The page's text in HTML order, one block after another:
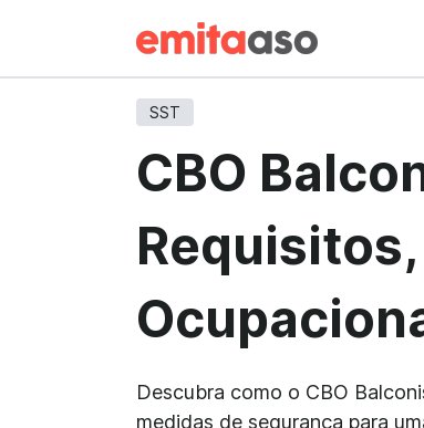
SST
CBO
Descubra como o CBO
medidas de segurança para